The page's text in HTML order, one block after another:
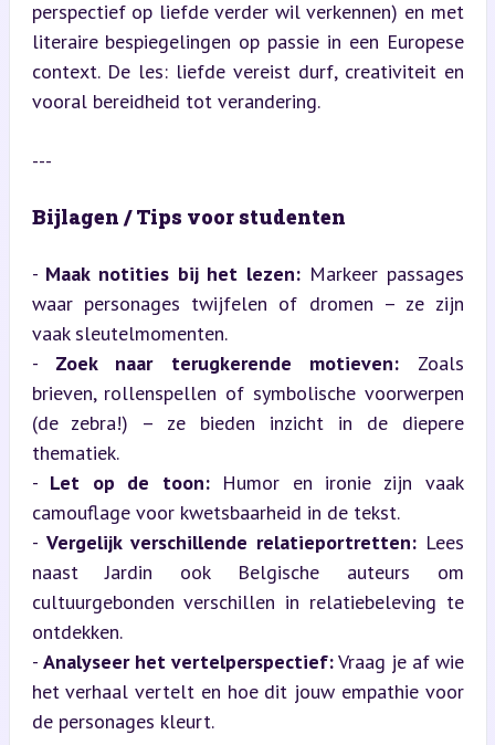
perspectief op liefde verder wil verkennen) en met
literaire bespiegelingen op passie in een Europese
context. De les: liefde vereist durf, creativiteit en
vooral bereidheid tot verandering.
---
Bijlagen / Tips voor studenten
- Maak notities bij het lezen: Markeer passages
waar personages twijfelen of dromen – ze zijn
vaak sleutelmomenten.
- Zoek naar terugkerende motieven: Zoals
brieven, rollenspellen of symbolische voorwerpen
(de zebra!) – ze bieden inzicht in de diepere
thematiek.
- Let op de toon: Humor en ironie zijn vaak
camouflage voor kwetsbaarheid in de tekst.
- Vergelijk verschillende relatieportretten: Lees
naast Jardin ook Belgische auteurs om
cultuurgebonden verschillen in relatiebeleving te
ontdekken.
- Analyseer het vertelperspectief: Vraag je af wie
het verhaal vertelt en hoe dit jouw empathie voor
de personages kleurt.